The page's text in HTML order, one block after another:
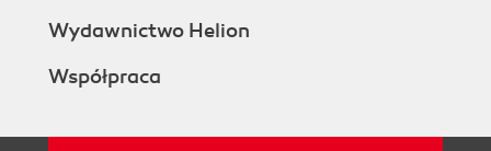
Wydawnictwo Helion
Współpraca